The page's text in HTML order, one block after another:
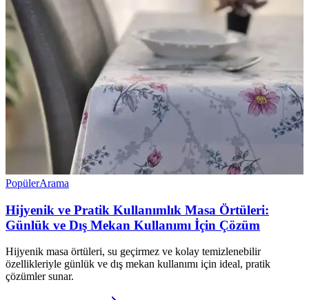
PopülerArama
Hijyenik ve Pratik Kullanımlık Masa Örtüleri:
Günlük ve Dış Mekan Kullanımı İçin Çözüm
Hijyenik masa örtüleri, su geçirmez ve kolay temizlenebilir
özellikleriyle günlük ve dış mekan kullanımı için ideal, pratik
çözümler sunar.